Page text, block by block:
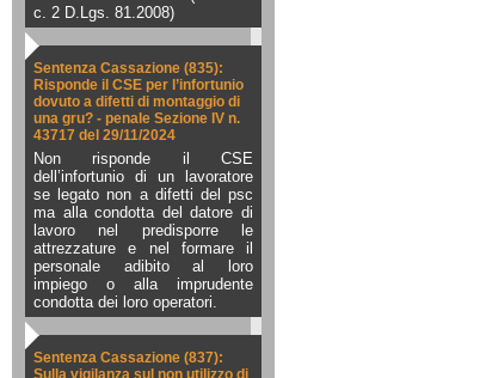
c. 2 D.Lgs. 81.2008)
Sentenza Cassazione (835):
Risponde il CSE per l’infortunio
dovuto a difetti di montaggio di
una gru? - penale Sezione IV n.
43717 del 29/11/2024
Non risponde il CSE
dell’infortunio di un lavoratore
se legato non a difetti del psc
ma alla condotta del datore di
lavoro nel predisporre le
attrezzature e nel formare il
personale adibito al loro
impiego o alla imprudente
condotta dei loro operatori.
Sentenza Cassazione (837):
Sulla vigilanza sul non utilizzo di